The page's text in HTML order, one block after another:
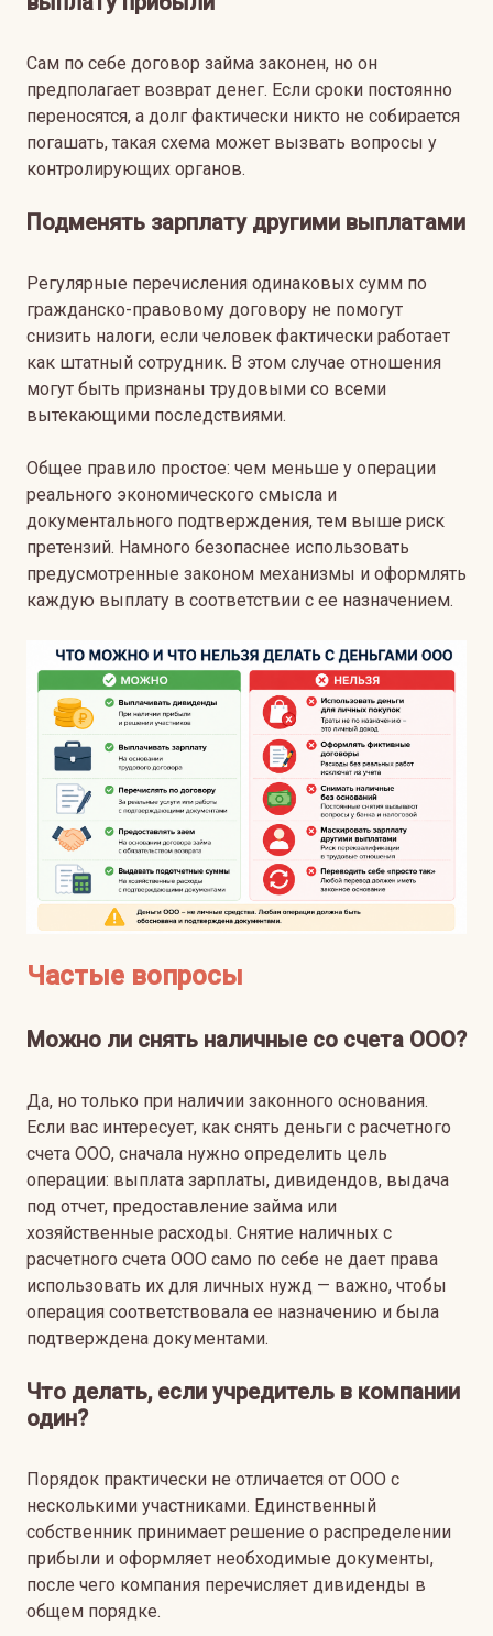
Сам по себе договор займа законен, но он
предполагает возврат денег. Если сроки постоянно
переносятся, а долг фактически никто не собирается
погашать, такая схема может вызвать вопросы у
контролирующих органов.
Подменять зарплату другими выплатами
Регулярные перечисления одинаковых сумм по
гражданско-правовому договору не помогут
снизить налоги, если человек фактически работает
как штатный сотрудник. В этом случае отношения
могут быть признаны трудовыми со всеми
вытекающими последствиями.
Общее правило простое: чем меньше у операции
реального экономического смысла и
документального подтверждения, тем выше риск
претензий. Намного безопаснее использовать
предусмотренные законом механизмы и оформлять
каждую выплату в соответствии с ее назначением.
Частые вопросы
Можно ли снять наличные со счета ООО?
Да, но только при наличии законного основания.
Если вас интересует, как снять деньги с расчетного
счета ООО, сначала нужно определить цель
операции: выплата зарплаты, дивидендов, выдача
под отчет, предоставление займа или
хозяйственные расходы. Снятие наличных с
расчетного счета ООО само по себе не дает права
использовать их для личных нужд — важно, чтобы
операция соответствовала ее назначению и была
подтверждена документами.
Что делать, если учредитель в компании
один?
Порядок практически не отличается от ООО с
несколькими участниками. Единственный
собственник принимает решение о распределении
прибыли и оформляет необходимые документы,
после чего компания перечисляет дивиденды в
общем порядке.